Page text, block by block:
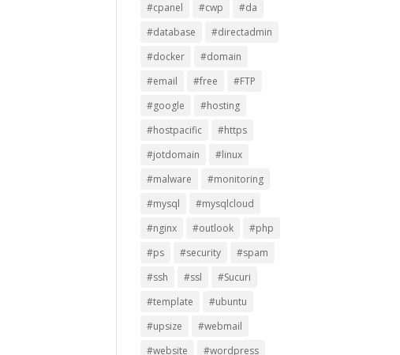
#cpanel
#cwp
#da
#database
#directadmin
#docker
#domain
#email
#free
#FTP
#google
#hosting
#hostpacific
#https
#jotdomain
#linux
#malware
#monitoring
#mysql
#mysqlcloud
#nginx
#outlook
#php
#ps
#security
#spam
#ssh
#ssl
#Sucuri
#template
#ubuntu
#upsize
#webmail
#website
#wordpress